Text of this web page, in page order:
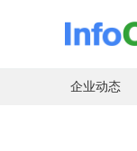
企业动态